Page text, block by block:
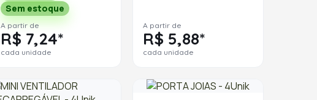
Sem estoque
A partir de
R$ 7,24*
cada unidade
A partir de
R$ 5,88*
cada unidade